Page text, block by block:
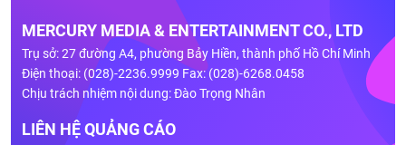
MERCURY MEDIA & ENTERTAINMENT CO., LTD
Trụ sở: 27 đường A4, phường Bảy Hiền, thành phố Hồ Chí Minh
Điện thoại: (028)-2236.9999 Fax: (028)-6268.0458
Chịu trách nhiệm nội dung: Đào Trọng Nhân
LIÊN HỆ QUẢNG CÁO